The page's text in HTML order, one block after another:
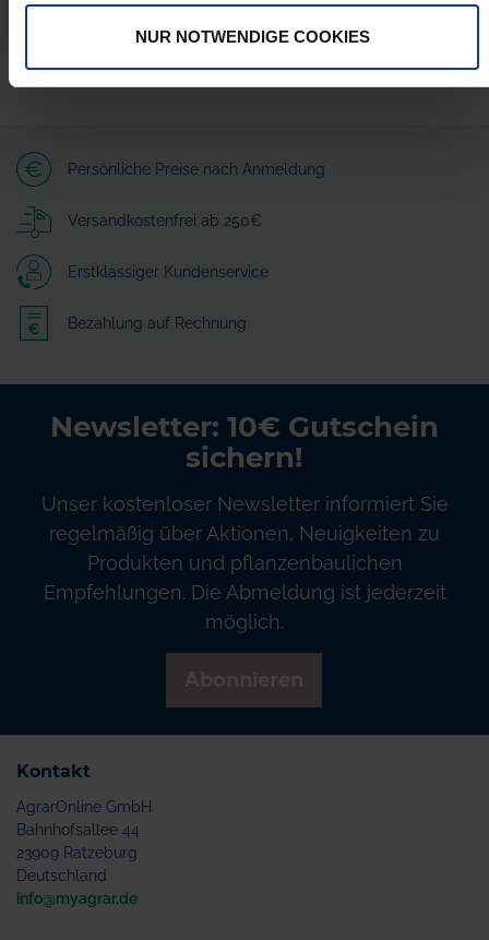
NUR NOTWENDIGE COOKIES
Persönliche Preise nach Anmeldung
Versandkostenfrei ab 250€
Erstklassiger Kundenservice
Bezahlung auf Rechnung
Newsletter: 10€ Gutschein
sichern!
Unser kostenloser Newsletter informiert Sie
regelmäßig über Aktionen, Neuigkeiten zu
Produkten und pflanzenbaulichen
Empfehlungen. Die Abmeldung ist jederzeit
möglich.
Kontakt
AgrarOnline GmbH
Bahnhofsallee 44
23909 Ratzeburg
Deutschland
info@myagrar.de